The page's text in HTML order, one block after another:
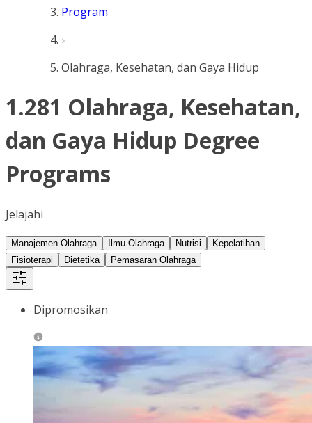
Program
Olahraga, Kesehatan, dan Gaya Hidup
1.281 Olahraga, Kesehatan,
dan Gaya Hidup Degree
Programs
Jelajahi
Manajemen Olahraga Ilmu Olahraga Nutrisi
Kepelatihan
Fisioterapi
Dietetika Pemasaran Olahraga
Dipromosikan